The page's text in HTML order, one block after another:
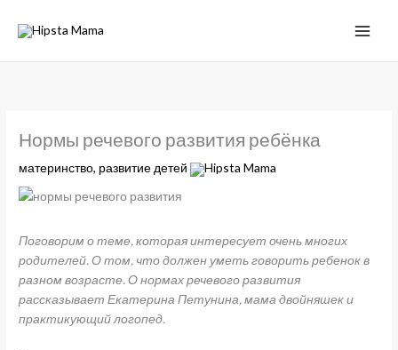
Нормы речевого развития ребёнка
материнство, развитие детей Hipsta Mama
Поговорим о теме, которая интересует очень многих
родителей. О том, что должен уметь говорить ребенок в
разном возрасте. О нормах речевого развития
рассказывает Екатерина Петунина, мама двойняшек и
практикующий логопед.